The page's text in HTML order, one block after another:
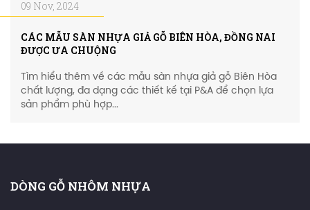
09 Nov, 2024
CÁC MẪU SÀN NHỰA GIẢ GỖ BIÊN HÒA, ĐỒNG NAI
ĐƯỢC ƯA CHUỘNG
Tìm hiểu thêm về các mẫu sàn nhựa giả gỗ Biên Hòa
chất lượng, đa dạng các thiết kế tại P&A để chọn lựa
sản phẩm phù hợp...
DÒNG GỖ NHÔM NHỰA